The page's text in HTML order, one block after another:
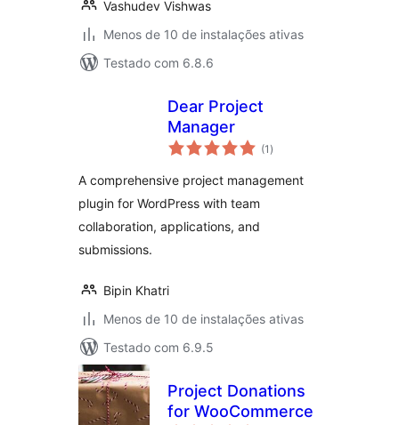
Vashudev Vishwas
Menos de 10 de instalações ativas
Testado com 6.8.6
Dear Project
Manager
(1 total
de
)
A comprehensive project management
plugin for WordPress with team
collaboration, applications, and
submissions.
Bipin Khatri
Menos de 10 de instalações ativas
Testado com 6.9.5
Project Donations
for WooCommerce